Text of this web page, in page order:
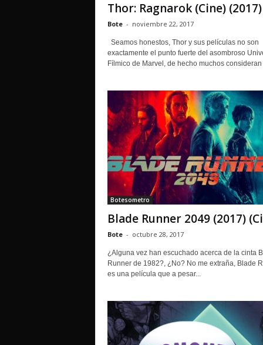
Thor: Ragnarok (Cine) (2017)
Bote - noviembre 22, 2017
Seamos honestos, Thor y sus películas no son
exactamente el punto fuerte del asombroso
Fílmico de Marvel, de hecho muchos consideran
Botesometro
Blade Runner 2049 (2017)
Bote - octubre 28, 2017
¿Alguna vez han escuchado acerca de la cinta
Runner de 1982?, ¿No? No me extraña, Blade
es una película que a pesar...